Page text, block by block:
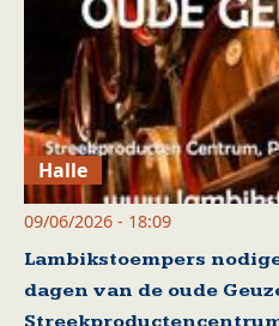
Halle
09/06/2026 - 18:09
Lambikstoempers
dagen van de oude